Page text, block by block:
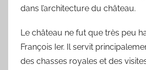
dans l’architecture du château.
Le château ne fut que très peu
François Ier. Il servit
des chasses royales et des